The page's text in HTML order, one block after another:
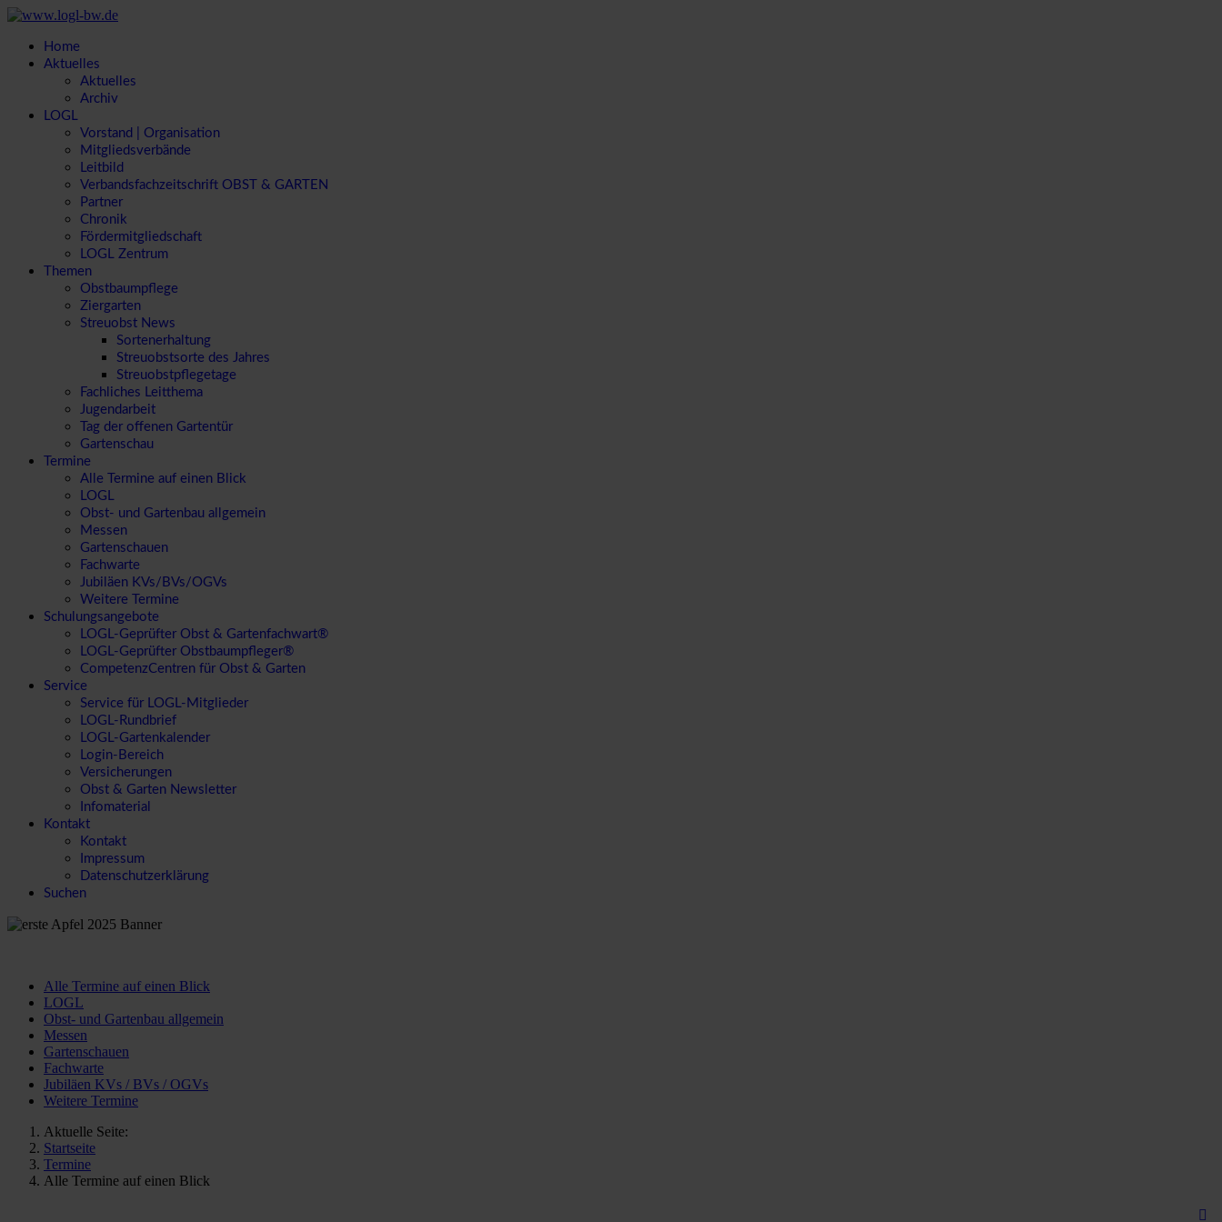
Home
Aktuelles
Aktuelles
Archiv
LOGL
Vorstand | Organisation
Mitgliedsverbände
Leitbild
Verbandsfachzeitschrift OBST & GARTEN
Partner
Chronik
Fördermitgliedschaft
LOGL Zentrum
Themen
Obstbaumpflege
Ziergarten
Streuobst News
Sortenerhaltung
Streuobstsorte des Jahres
Streuobstpflegetage
Fachliches Leitthema
Jugendarbeit
Tag der offenen Gartentür
Gartenschau
Termine
Alle Termine auf einen Blick
LOGL
Obst- und Gartenbau allgemein
Messen
Gartenschauen
Fachwarte
Jubiläen KVs/BVs/OGVs
Weitere Termine
Schulungsangebote
LOGL-Geprüfter Obst & Gartenfachwart®
LOGL-Geprüfter Obstbaumpfleger®
CompetenzCentren für Obst & Garten
Service
Service für LOGL-Mitglieder
LOGL-Rundbrief
LOGL-Gartenkalender
Login-Bereich
Versicherungen
Obst & Garten Newsletter
Infomaterial
Kontakt
Kontakt
Impressum
Datenschutzerklärung
Suchen
Alle Termine auf einen Blick
LOGL
Obst- und Gartenbau allgemein
Messen
Gartenschauen
Fachwarte
Jubiläen KVs / BVs / OGVs
Weitere Termine
Aktuelle Seite:
Startseite
Termine
Alle Termine auf einen Blick